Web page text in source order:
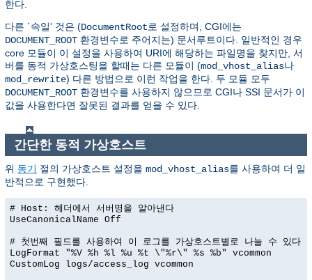
한다.
다른 `속일' 것은 (DocumentRoot로 설정하며, CGI에는
DOCUMENT_ROOT 환경변수로 주어지는) 문서루트이다. 일반적인 경우
core 모듈이 이 설정을 사용하여 URI에 해당하는 파일명을 찾지만, 서
버를 동적 가상호스팅을 할때는 다른 모듈이 (mod_vhost_alias나
mod_rewrite) 다른 방법으로 이런 작업을 한다. 두 모듈 모두
DOCUMENT_ROOT 환경변수를 사용하지 않으므로 CGI나 SSI 문서가 이
값을 사용한다면 잘못된 결과를 얻을 수 있다.
간단한 동적 가상호스트
위 동기 절의 가상호스트 설정을 mod_vhost_alias를 사용하여 더 일
반적으로 구현했다.
# Host: 헤더에서 서버명을 알아낸다
UseCanonicalName Off
# 첫번째 필드를 사용하여 이 로그를 가상호스트별로 나눌 수 있다
LogFormat "%V %h %l %u %t \"%r\" %s %b" vcommon
CustomLog logs/access_log vcommon